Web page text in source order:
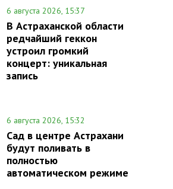
6 августа 2026, 15:37
В Астраханской области
редчайший геккон
устроил громкий
концерт: уникальная
запись
6 августа 2026, 15:32
Сад в центре Астрахани
будут поливать в
полностью
автоматическом режиме